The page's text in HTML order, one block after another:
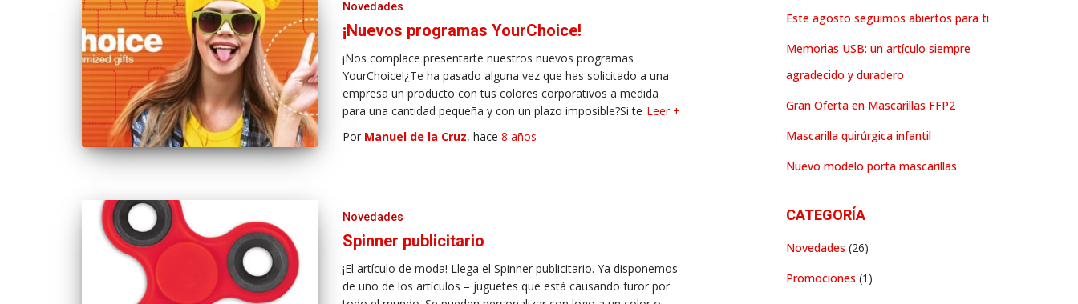
Novedades
¡Nuevos programas YourChoice!
¡Nos complace presentarte nuestros nuevos programas
YourChoice!¿Te ha pasado alguna vez que has solicitado a una
empresa un producto con tus colores corporativos a medida
para una cantidad pequeña y con un plazo imposible?Si te Leer +
Por Manuel de la Cruz, hace 8 años
Novedades
Spinner publicitario
¡El artículo de moda! Llega el Spinner publicitario. Ya disponemos
de uno de los artículos – juguetes que está causando furor por
Este agosto seguimos abiertos para ti
Memorias USB: un artículo siempre
agradecido y duradero
Gran Oferta en Mascarillas FFP2
Mascarilla quirúrgica infantil
Nuevo modelo porta mascarillas
CATEGORÍA
Novedades (26)
Promociones (1)